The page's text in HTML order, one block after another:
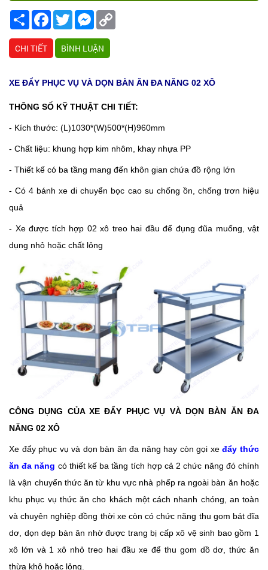
Share FacebookTwitterMessenger
CHI TIẾT BÌNH LUẬN
XE ĐẨY PHỤC VỤ VÀ DỌN BÀN ĂN ĐA NĂNG 02 XÔ
THÔNG SỐ KỸ THUẬT CHI TIẾT:
- Kích thước: (L)1030*(W)500*(H)960mm
- Chất liệu: khung hợp kim nhôm, khay nhựa PP
- Thiết kế có ba tầng mang đến khôn gian chứa đồ rộng lớn
- Có 4 bánh xe di chuyển bọc cao su chống ồn, chống trơn hiệu
quả
- Xe được tích hợp 02 xô treo hai đầu để đụng đũa muống, vật
dụng nhỏ hoặc chất lỏng
CÔNG DỤNG CỦA XE ĐẨY PHỤC VỤ VÀ DỌN BÀN ĂN ĐA
NĂNG 02 XÔ
Xe đẩy phục vụ và dọn bàn ăn đa năng hay còn gọi xeđẩy thức
ăn đa năng có thiết kế ba tầng tích hợp cả 2 chức năng đó chính
là vận chuyển thức ăn từ khu vực nhà phếp ra ngoài bàn ăn hoặc
khu phục vụ thức ăn cho khách một cách nhanh chóng, an toàn
và chuyên nghiệp đồng thời xe còn có chức năng thu gom bát đĩa
dơ, dọn dẹp bàn ăn nhờ được trang bị cấp xô vệ sinh bao gồm 1
xô lớn và 1 xô nhỏ treo hai đầu xe để thu gom dồ dơ, thức ăn
thừa khô hoặc lỏng.